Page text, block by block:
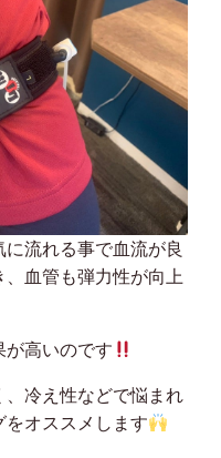
流れる事で血流が良
、血管も弾力性が向上
が高いのです
、冷え性などで悩まれ
をオススメします